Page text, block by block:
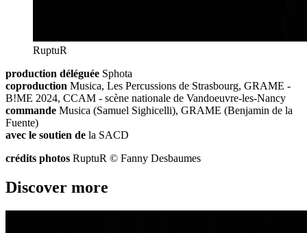
RuptuR
production déléguée Sphota
coproduction Musica, Les Percussions de Strasbourg, GRAME -
B!ME 2024, CCAM - scène nationale de Vandoeuvre-les-Nancy
commande Musica (Samuel Sighicelli), GRAME (Benjamin de la
Fuente)
avec le soutien de la SACD
crédits photos RuptuR © Fanny Desbaumes
Discover more